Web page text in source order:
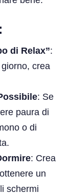
di Relax”:
crea
: Se
paura di
o di
: Crea
un
schermi